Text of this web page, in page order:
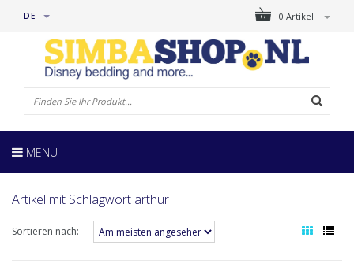
0 Artikel
DE
MENU
Artikel mit Schlagwort arthur
Sortieren nach: